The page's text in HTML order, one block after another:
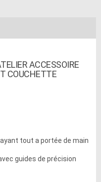
ACCESSOIRE
COUCHETTE
tout a portée de main
guides de précision